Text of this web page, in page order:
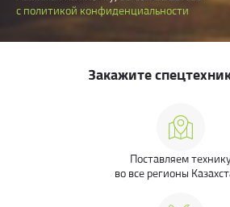
с политикой конфиденциальности
Закажите
Поставляем
во все регионы